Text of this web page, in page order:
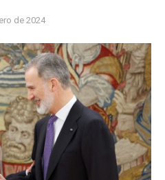
de 2024